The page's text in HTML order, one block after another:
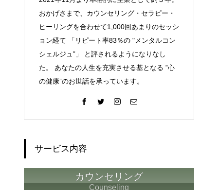
おかげさまで、カウンセリング・セラピー・
ヒーリングを合わせて1,000回あまりのセッシ
ョン経て 「リピート率83％の "メンタルコン
シェルジュ”」 と評されるようになりなし
た。 あなたの人生を充実させる基となる ”心
の健康”のお世話を承っています。
サービス内容
カウンセリング
Counseling